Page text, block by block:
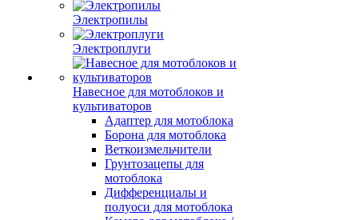
Электропилы
Электроплуги
Навесное для мотоблоков и
культиваторов
Адаптер для мотоблока
Борона для мотоблока
Веткоизмельчители
Грунтозацепы для
мотоблока
Дифференциалы и
полуоси для мотоблока